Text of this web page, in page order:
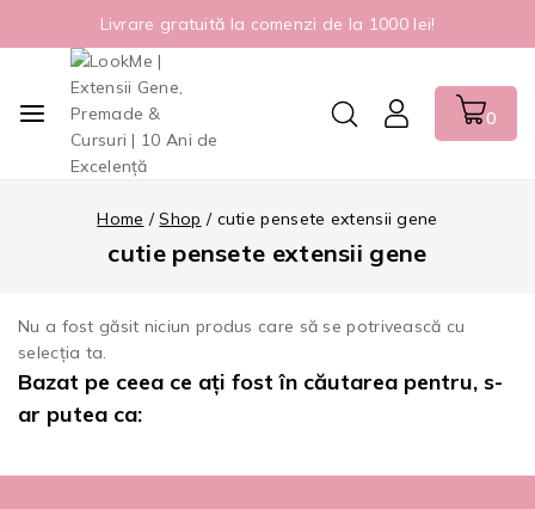
Livrare gratuită la comenzi de la 1000 lei!
0
Home / Shop / cutie pensete extensii gene
cutie pensete extensii gene
Nu a fost găsit niciun produs care să se potrivească cu
selecția ta.
Bazat pe ceea ce ați fost în căutarea pentru, s-
ar putea ca: